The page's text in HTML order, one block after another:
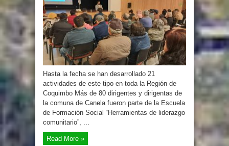
Hasta la fecha se han desarrollado 21
actividades de este tipo en toda la Región de
Coquimbo Más de 80 dirigentes y dirigentas de
la comuna de Canela fueron parte de la Escuela
de Formación Social “Herramientas de liderazgo
comunitario”, ...
Read More »